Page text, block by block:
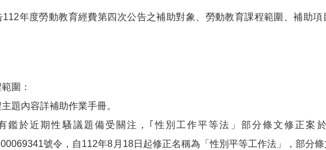
112年度勞動教育經費第四次公告之補助對象、勞動教育課程範圍、補助
圍：
題內容詳補助作業手冊。
鑑於近期性騷議題備受關注，｢性別工作平等法」部分條文修正案
號令，自112年8月18日起修正名稱為「性別平等工作法」，部分